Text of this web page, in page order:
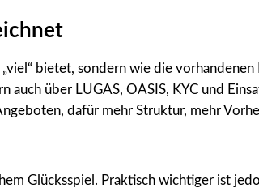
bietet, sondern wie die
über LUGAS, OASIS, KYC und
dafür mehr Struktur, mehr
Glücksspiel. Praktisch wichtiger ist